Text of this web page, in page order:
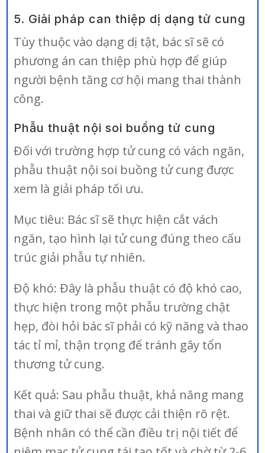
5. Giải pháp can thiệp dị dạng tử cung
Tùy thuộc vào dạng dị tật, bác sĩ sẽ có
phương án can thiệp phù hợp để giúp
người bệnh tăng cơ hội mang thai thành
công.
Phẫu thuật nội soi buồng tử cung
Đối với trường hợp tử cung có vách ngăn,
phẫu thuật nội soi buồng tử cung được
xem là giải pháp tối ưu.
Mục tiêu: Bác sĩ sẽ thực hiện cắt vách
ngăn, tạo hình lại tử cung đúng theo cấu
trúc giải phẫu tự nhiên.
Độ khó: Đây là phẫu thuật có độ khó cao,
thực hiện trong một phẫu trường chật
hẹp, đòi hỏi bác sĩ phải có kỹ năng và thao
tác tỉ mỉ, thận trọng để tránh gây tổn
thương tử cung.
Kết quả: Sau phẫu thuật, khả năng mang
thai và giữ thai sẽ được cải thiện rõ rệt.
Bệnh nhân có thể cần điều trị nội tiết để